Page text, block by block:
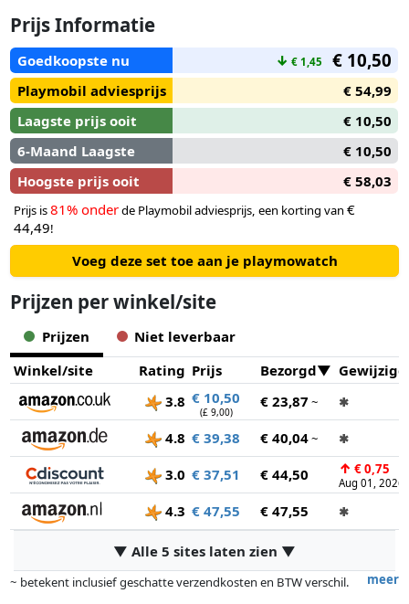
Boordevol sci-fi uitrusting, projectielen en power-accessoires
brengt deze PLAYMOBIL Heroes-set eindeloos fantasierijk
speelplezier en epische gevechten – recht uit de toekomst!
Prijs Informatie
Goedkoopste nu ↓ € 1,45 € 10,50
Playmobil adviesprijs
€ 54,99
Laagste prijs ooit
€ 10,50
6-Maand Laagste
€ 10,50
Hoogste prijs ooit
€ 58,03
Prijs is81% onderde Playmobil adviesprijs, een korting van €
44,49!
Voeg deze set toe aan je playmowatch
Prijzen per winkel/site
Prijzen
Niet leverbaar
Winkel/site
Rating Prijs Bezorgd
Gewijzigd
3.8 € 10,50
(£ 9,00)
€ 23,87 ~ ✱
4.8 € 39,38 € 40,04~ ✱
3.0 € 37,51 € 44,50 ↑ € 0,75
Aug 01, 2026
4.3 € 47,55 € 47,55 ✱
▼ Alle 5 sites laten zien ▼
meer
~ betekent inclusief geschatte verzendkosten en BTW verschil.